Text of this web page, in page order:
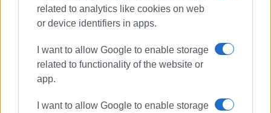
related to analytics like cookies on web
or device identifiers in apps.
I want to allow Google to enable storage
related to functionality of the website or
app.
I want to allow Google to enable storage
Ακολουθήστε το enimerosi στο
Συνδρομητές στο e-paper